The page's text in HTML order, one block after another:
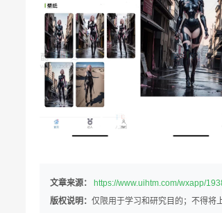
文章来源：
https://www.uihtm.com/wxapp/
版权说明： 仅限用于学习和研究目的；不得将